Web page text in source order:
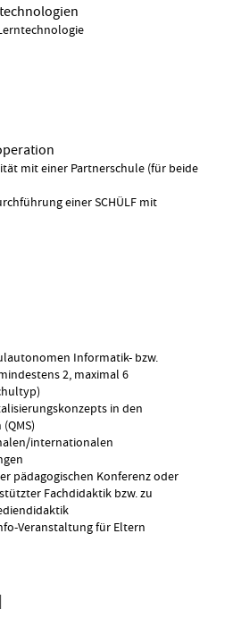
mit einer Partnerschule (für beide
einer SCHÜLF mit
Informatik- bzw.
2, maximal 6
in den
internationalen
pädagogischen Konferenz oder
Fachdidaktik bzw. zu
Veranstaltung für Eltern